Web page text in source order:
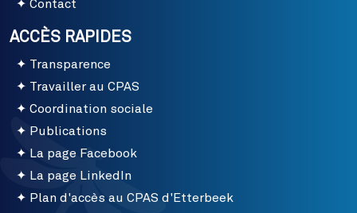
Contact
ACCÈS RAPIDES
Transparence
Travailler au CPAS
Coordination sociale
Publications
La page Facebook
La page LinkedIn
Plan d'accès au CPAS d'Etterbeek